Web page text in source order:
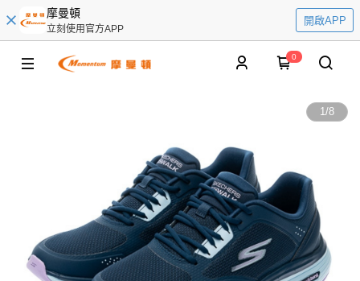
摩曼頓
立刻使用官方APP
開啟APP
0
1/8